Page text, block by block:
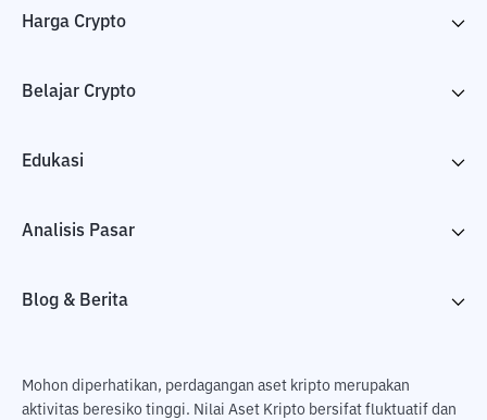
Harga Crypto
Belajar Crypto
Edukasi
Analisis Pasar
Blog & Berita
Mohon diperhatikan, perdagangan aset kripto merupakan
aktivitas beresiko tinggi. Nilai Aset Kripto bersifat fluktuatif dan